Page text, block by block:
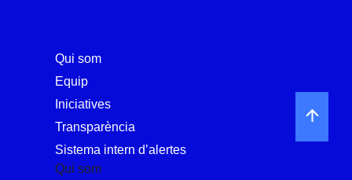
Qui som
Equip
Iniciatives
Transparència
Sistema intern d’alertes
Qui som